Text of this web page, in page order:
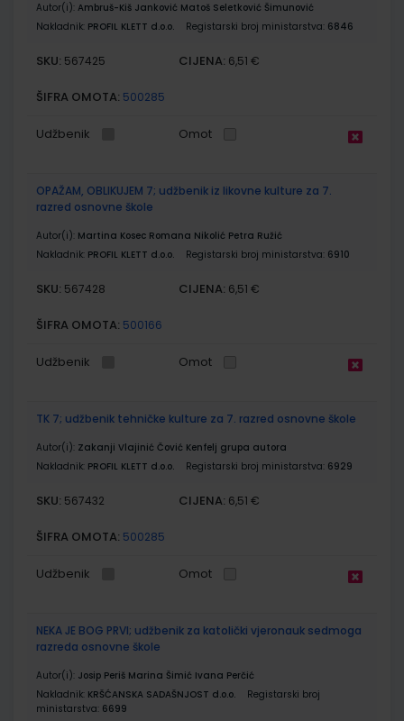
Autor(i): Ambruš-Kiš Janković Matoš Seletković Šimunović
Nakladnik: PROFIL KLETT d.o.o. Registarski broj ministarstva: 6846
SKU: 567425 CIJENA: 6,51 €
ŠIFRA OMOTA: 500285
Udžbenik Omot
OPAŽAM, OBLIKUJEM 7; udžbenik iz likovne kulture za 7.
razred osnovne škole
Autor(i): Martina Kosec Romana Nikolić Petra Ružić
Nakladnik: PROFIL KLETT d.o.o. Registarski broj ministarstva: 6910
SKU: 567428 CIJENA: 6,51 €
ŠIFRA OMOTA: 500166
Udžbenik Omot
TK 7; udžbenik tehničke kulture za 7. razred osnovne škole
Autor(i): Zakanji Vlajinić Čović Kenfelj grupa autora
Nakladnik: PROFIL KLETT d.o.o. Registarski broj ministarstva: 6929
SKU: 567432 CIJENA: 6,51 €
ŠIFRA OMOTA: 500285
Udžbenik Omot
NEKA JE BOG PRVI; udžbenik za katolički vjeronauk sedmoga
razreda osnovne škole
Autor(i): Josip Periš Marina Šimić Ivana Perčić
Nakladnik: KRŠĆANSKA SADAŠNJOST d.o.o.
Registarski broj
ministarstva: 6699